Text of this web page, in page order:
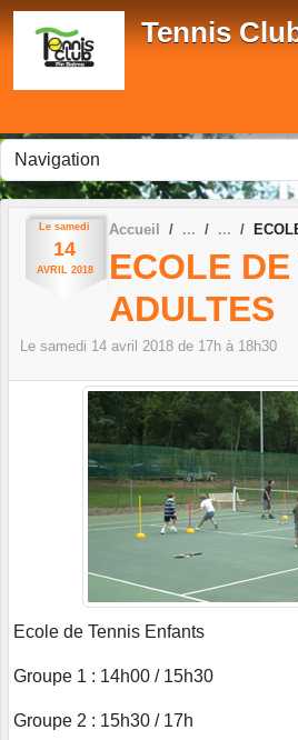
Tennis
Le samedi
14
AVRIL 2018
Accueil
ECOLE
ADULTES
Le samedi 14 avril 2018 de 17h à 18h30
Ecole de Tennis Enfants
Groupe 1 : 14h00 / 15h30
Groupe 2 : 15h30 / 17h
Panneau de gestion des cookies